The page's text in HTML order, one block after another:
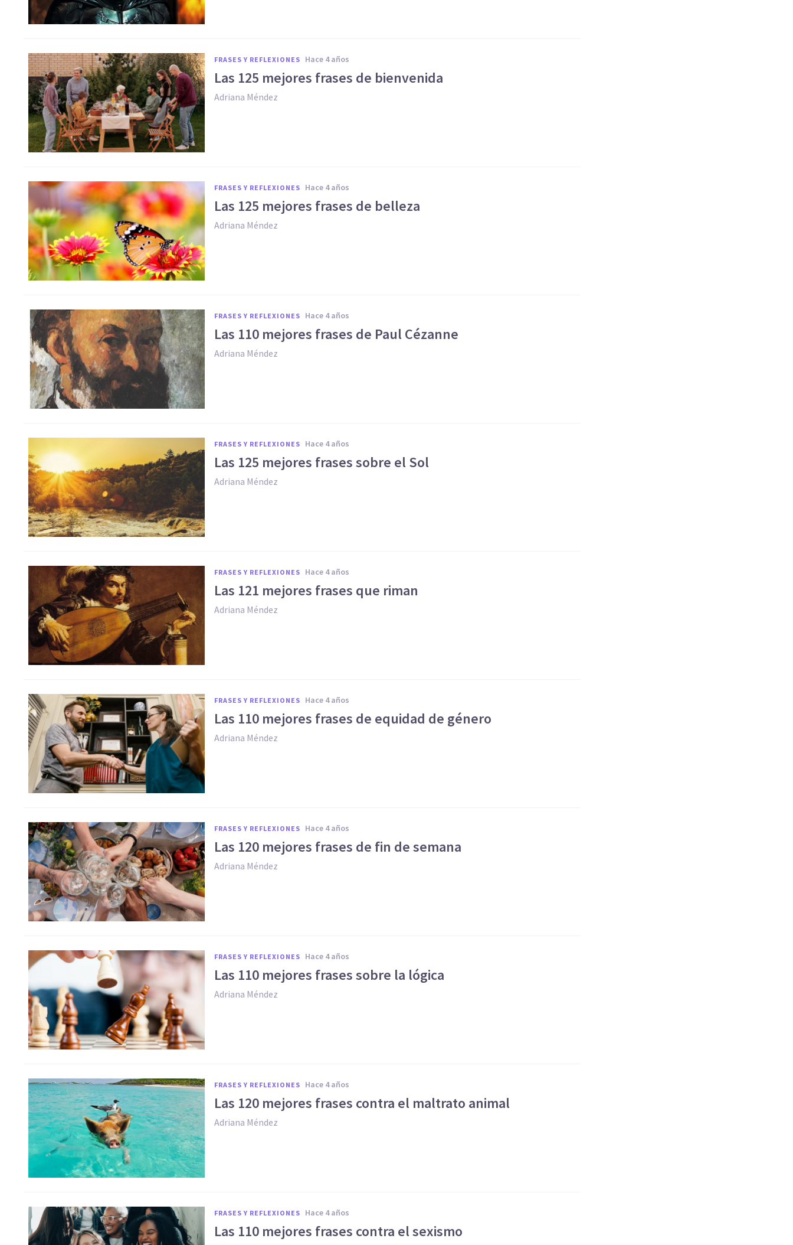
FRASES Y REFLEXIONES hace 4 años
Las 125 mejores frases de bienvenida
Adriana Méndez
FRASES Y REFLEXIONES hace 4 años
Las 125 mejores frases de belleza
Adriana Méndez
FRASES Y REFLEXIONES hace 4 años
Las 110 mejores frases de Paul Cézanne
Adriana Méndez
FRASES Y REFLEXIONES hace 4 años
Las 125 mejores frases sobre el Sol
Adriana Méndez
FRASES Y REFLEXIONES hace 4 años
Las 121 mejores frases que riman
Adriana Méndez
FRASES Y REFLEXIONES hace 4 años
Las 110 mejores frases de equidad de género
Adriana Méndez
FRASES Y REFLEXIONES hace 4 años
Las 120 mejores frases de fin de semana
Adriana Méndez
FRASES Y REFLEXIONES hace 4 años
Las 110 mejores frases sobre la lógica
Adriana Méndez
FRASES Y REFLEXIONES hace 4 años
Las 120 mejores frases contra el maltrato animal
Adriana Méndez
FRASES Y REFLEXIONES hace 4 años
Las 110 mejores frases contra el sexismo